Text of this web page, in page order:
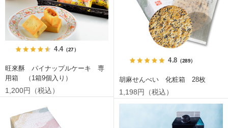
4.4（27）
旺來酥 パイナップルケーキ 専
用箱 （1箱9個入り）
1,200円（税込）
4.8 （289）
胡麻せんべい 化粧箱 28枚
1,198円（税込）